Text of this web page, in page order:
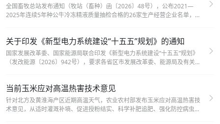
全国畜牧总站发布通知（牧站（畜种）函〔2026〕48号），公布2021—
2025年连续5年种公牛冷冻精液质量抽检合格的26家生产经营企业名单，并
关于印发《新型电力系统建设“十五五”规划》的通知
国家发展改革委、国家能源局联合印发《新型电力系统建设“十五五”规划》
（发改能源〔2026〕942号），要求各省区市发展改革委、能源局及有关单
当前玉米应对高温热害技术意见
针对北方及黄淮海产区近期高温天气，农业农村部发布玉米应对高温热害技
术意见，从适时灌溉补墒、促进授粉结实、科学补肥追肥、强化防控病虫四